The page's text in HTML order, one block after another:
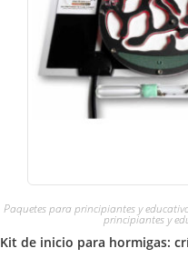
Paquetes para principiantes y
principiantes y
Kit de inicio para hormigas: